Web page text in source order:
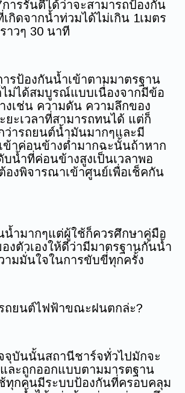
ารรันตีได้ว่าจะสามารถป้องกัน
กิดจากน้ำท่วมได้ไม่เกิน 1เมตร
าวๆ 30 นาที
รป้องกันน้ำเข้าตามมาตรฐาน
ม่ได้สมบูรณ์แบบเนื่องจากมีข้อ
งเช่น ความดัน ความลึกของ
ยะเวลาที่สามารถทนได้ แต่ก็
ว่ารถยนต์น้ำมันมากๆและมี
ข้าค่อนข้างต่ำมากฉะนั้นถ้าหาก
บน้ำที่ค่อนข้างสูงเป็นเวลาพอ
องพิจารณาเข้าศูนย์เพื่อเช็คกัน
ำมากๆแต่ผู้ใช้ก็ควรศึกษาคู่มือ
งตัวเองให้ดีว่ามีมาตรฐานกันน้ำ
ามมั่นใจในการขับขี่ทุกครั้ง
ถยนต์ไฟฟ้าขณะฝนตกล่ะ?
จุบันนั้นสถานีชาร์จทั่วไปมักจะ
ละถูกออกแบบตามมารตฐาน
ทุกคนมีระบบป้องกันที่ครอบคลุม